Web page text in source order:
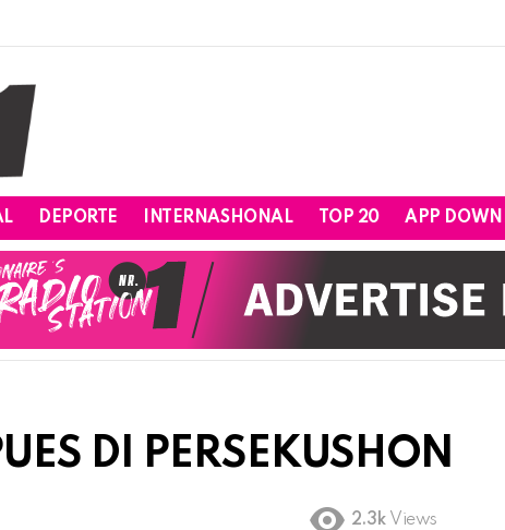
DEPORTE INTERNASHONAL TOP 20 APP
DI PERSEKUSHON
2.3k Views